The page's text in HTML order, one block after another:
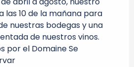
las 10 de la mañana para
nuestras bodegas y una
de nuestros vinos.
por el Domaine Se